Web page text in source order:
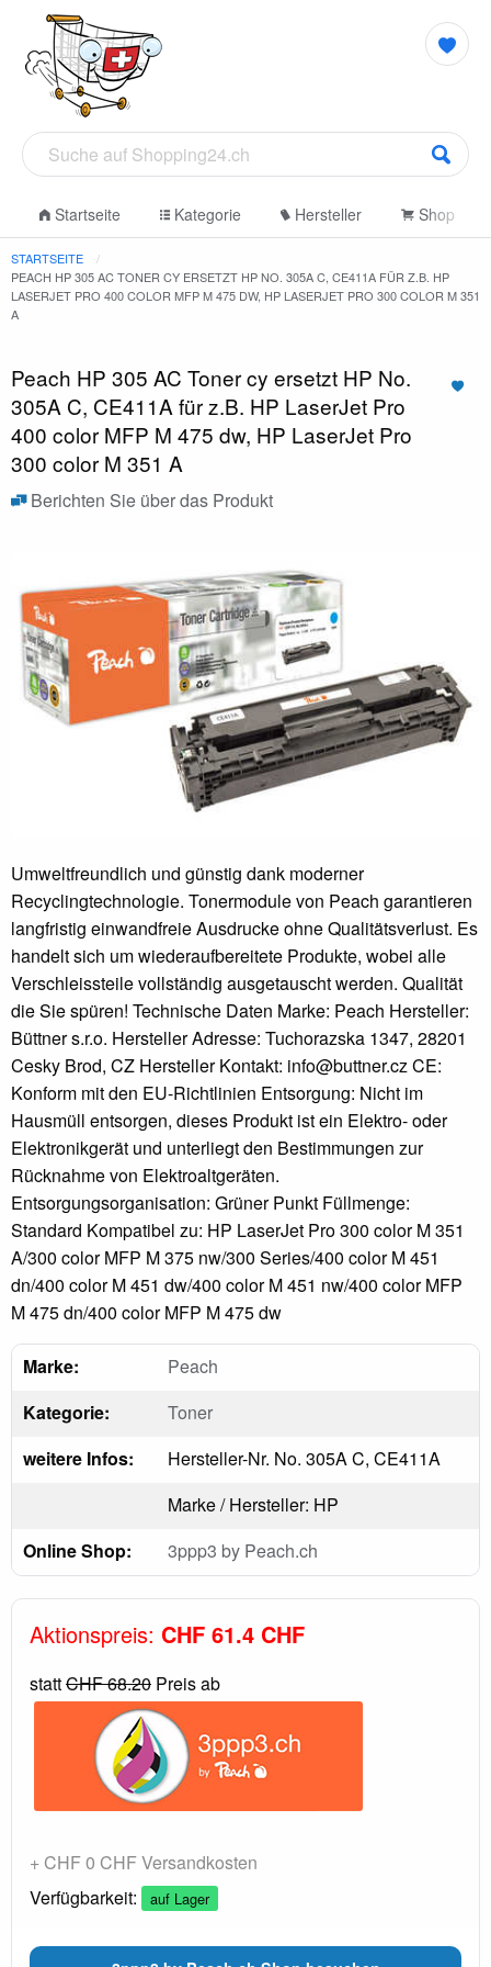
Startseite Kategorie Hersteller Shop
STARTSEITE
PEACH HP 305 AC TONER CY ERSETZT HP NO. 305A C, CE411A FÜR Z.B. HP
LASERJET PRO 400 COLOR MFP M 475 DW, HP LASERJET PRO 300 COLOR M 351
A
Peach HP 305 AC Toner cy ersetzt HP No.
305A C, CE411A für z.B. HP LaserJet Pro
400 color MFP M 475 dw, HP LaserJet Pro
300 color M 351 A
Berichten Sie über das Produkt
Umweltfreundlich und günstig dank moderner
Recyclingtechnologie. Tonermodule von Peach garantieren
langfristig einwandfreie Ausdrucke ohne Qualitätsverlust. Es
handelt sich um wiederaufbereitete Produkte, wobei alle
Verschleissteile vollständig ausgetauscht werden. Qualität
die Sie spüren! Technische Daten Marke: Peach Hersteller:
Büttner s.r.o. Hersteller Adresse: Tuchorazska 1347, 28201
Cesky Brod, CZ Hersteller Kontakt: info@buttner.cz CE:
Konform mit den EU-Richtlinien Entsorgung: Nicht im
Hausmüll entsorgen, dieses Produkt ist ein Elektro- oder
Elektronikgerät und unterliegt den Bestimmungen zur
Rücknahme von Elektroaltgeräten.
Entsorgungsorganisation: Grüner Punkt Füllmenge:
Standard Kompatibel zu: HP LaserJet Pro 300 color M 351
A/300 color MFP M 375 nw/300 Series/400 color M 451
dn/400 color M 451 dw/400 color M 451 nw/400 color MFP
M 475 dn/400 color MFP M 475 dw
Marke:
Peach
Kategorie:
Toner
weitere Infos:
Hersteller-Nr. No. 305A C, CE411A
Marke / Hersteller: HP
Online Shop:
3ppp3 by Peach.ch
Aktionspreis: CHF 61.4 CHF
stattCHF 68.20 Preis ab
+ CHF 0 CHF Versandkosten
Verfügbarkeit:
auf Lager